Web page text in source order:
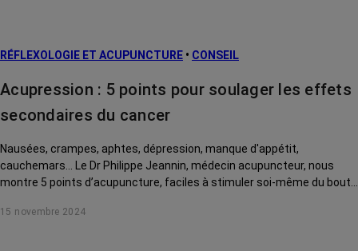
Traitements
La vie autour
RÉFLEXOLOGIE ET ACUPUNCTURE • CONSEIL
Acupression : 5 points pour soulager les effets
secondaires du cancer
Nausées, crampes, aphtes, dépression, manque d'appétit,
cauchemars... Le Dr Philippe Jeannin, médecin acupuncteur, nous
montre 5 points d’acupuncture, faciles à stimuler soi-même du bout
traitements.
15 novembre 2024